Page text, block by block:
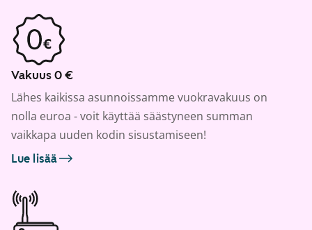
Vakuus 0 €
Lähes kaikissa asunnoissamme vuokravakuus on
nolla euroa - voit käyttää säästyneen summan
vaikkapa uuden kodin sisustamiseen!
Lue lisää